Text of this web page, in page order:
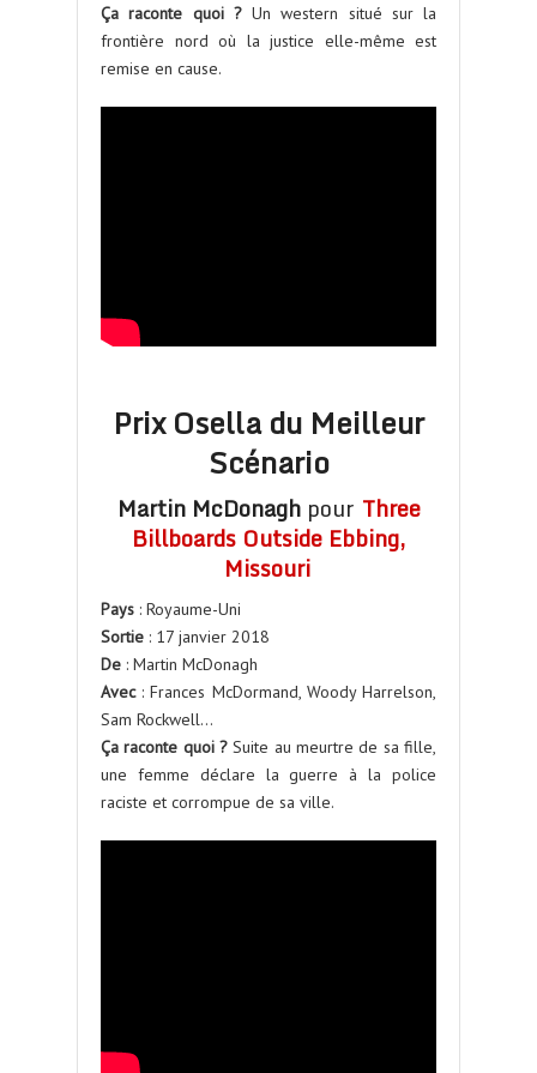
Ça raconte quoi ?Un western situé sur la
frontière nord où la justice elle-même est
remise en cause.
Prix Osella du Meilleur
Scénario
Martin McDonaghpour Three
Billboards Outside Ebbing,
Missouri
Pays : Royaume-Uni
Sortie : 17 janvier 2018
De : Martin McDonagh
Avec: Frances McDormand, Woody Harrelson,
Sam Rockwell…
Ça raconte quoi ? Suite au meurtre de sa fille,
une femme déclare la guerre à la police
raciste et corrompue de sa ville.